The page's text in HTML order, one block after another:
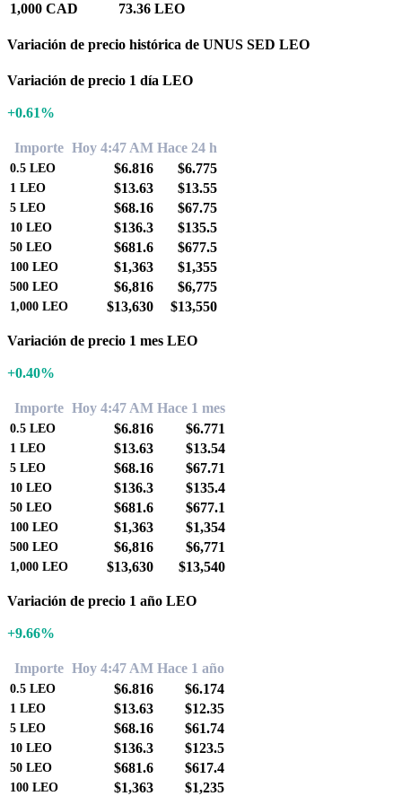
1,000 CAD
73.36 LEO
Variación de precio histórica de UNUS SED LEO
Variación de precio 1 día LEO
+0.61%
Importe Hoy 4:47 AM Hace 24 h
0.5 LEO $6.816 $6.775
1 LEO $13.63 $13.55
5 LEO $68.16 $67.75
10 LEO $136.3 $135.5
50 LEO $681.6 $677.5
100 LEO $1,363 $1,355
500 LEO $6,816 $6,775
1,000 LEO $13,630 $13,550
Variación de precio 1 mes LEO
+0.40%
Importe Hoy 4:47 AM Hace 1 mes
0.5 LEO $6.816 $6.771
1 LEO $13.63 $13.54
5 LEO $68.16 $67.71
10 LEO $136.3 $135.4
50 LEO $681.6 $677.1
100 LEO $1,363 $1,354
500 LEO $6,816 $6,771
1,000 LEO $13,630 $13,540
Variación de precio 1 año LEO
+9.66%
Importe Hoy 4:47 AM Hace 1 año
0.5 LEO $6.816 $6.174
1 LEO $13.63 $12.35
5 LEO $68.16 $61.74
10 LEO $136.3 $123.5
50 LEO $681.6 $617.4
100 LEO $1,363 $1,235